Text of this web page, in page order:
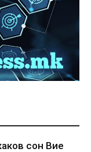
сон Вие